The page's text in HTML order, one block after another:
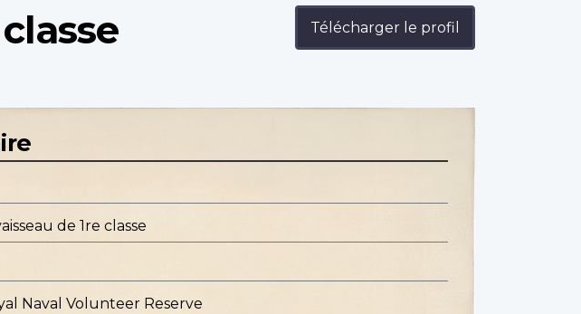
Télécharger le profil
de 1re classe
Naval Volunteer Reserve